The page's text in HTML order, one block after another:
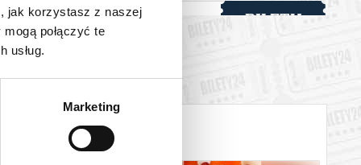
jak korzystasz z naszej
połączyć te
usług.
Marketing
od 2,00 pln BILETY
od 2,00 pln BILETY
od 2,00 pln